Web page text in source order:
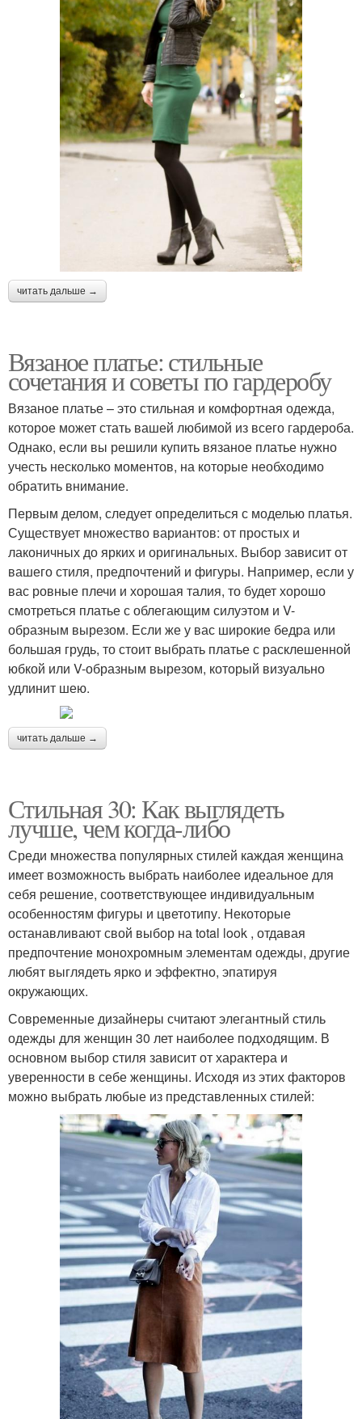
читать дальше →
Вязаное платье: стильные
сочетания и советы по гардеробу
Вязаное платье – это стильная и комфортная одежда,
которое может стать вашей любимой из всего гардероба.
Однако, если вы решили купить вязаное платье нужно
учесть несколько моментов, на которые необходимо
обратить внимание.
Первым делом, следует определиться с моделью платья.
Существует множество вариантов: от простых и
лаконичных до ярких и оригинальных. Выбор зависит от
вашего стиля, предпочтений и фигуры. Например, если у
вас ровные плечи и хорошая талия, то будет хорошо
смотреться платье с облегающим силуэтом и V-
образным вырезом. Если же у вас широкие бедра или
большая грудь, то стоит выбрать платье с расклешенной
юбкой или V-образным вырезом, который визуально
удлинит шею.
читать дальше →
Стильная 30: Как выглядеть
лучше, чем когда-либо
Среди множества популярных стилей каждая женщина
имеет возможность выбрать наиболее идеальное для
себя решение, соответствующее индивидуальным
особенностям фигуры и цветотипу. Некоторые
останавливают свой выбор на total look , отдавая
предпочтение монохромным элементам одежды, другие
любят выглядеть ярко и эффектно, эпатируя
окружающих.
Современные дизайнеры считают элегантный стиль
одежды для женщин 30 лет наиболее подходящим. В
основном выбор стиля зависит от характера и
уверенности в себе женщины. Исходя из этих факторов
можно выбрать любые из представленных стилей: